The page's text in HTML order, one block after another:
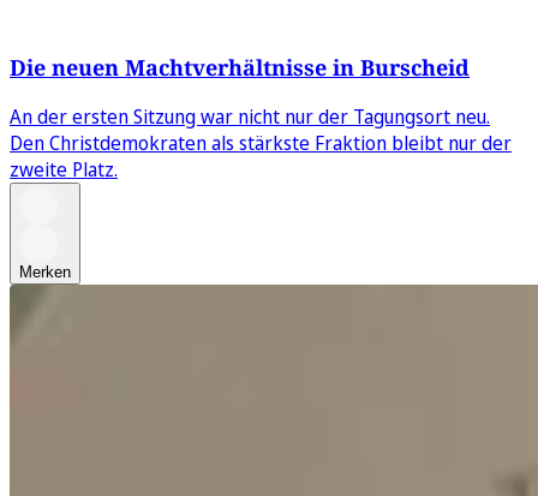
Die neuen Machtverhältnisse in Burscheid
An der ersten Sitzung war nicht nur der Tagungsort neu.
Den Christdemokraten als stärkste Fraktion bleibt nur der
zweite Platz.
Merken